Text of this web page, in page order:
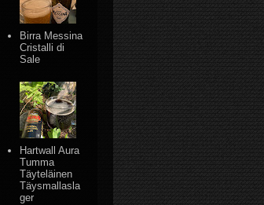
Birra Messina
Cristalli di
Sale
Hartwall Aura
Tumma
Täyteläinen
Täysmallasla
ger